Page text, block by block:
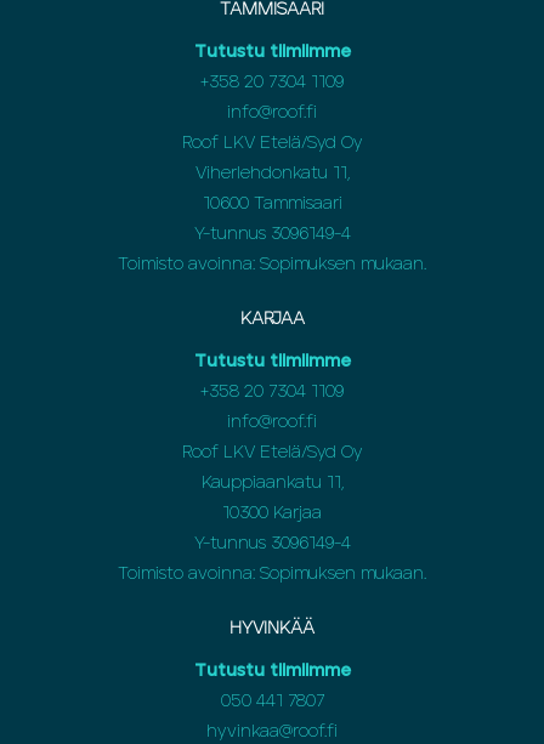
TAMMISAARI
Tutustu tiimiimme
+358 20 7304 1109
info@roof.fi
Roof LKV Etelä/Syd Oy
Viherlehdonkatu 11,
10600 Tammisaari
Y-tunnus 3096149-4
Toimisto avoinna: Sopimuksen mukaan.
KARJAA
Tutustu tiimiimme
+358 20 7304 1109
info@roof.fi
Roof LKV Etelä/Syd Oy
Kauppiaankatu 11,
10300 Karjaa
Y-tunnus 3096149-4
Toimisto avoinna: Sopimuksen mukaan.
HYVINKÄÄ
Tutustu tiimiimme
050 441 7807
hyvinkaa@roof.fi